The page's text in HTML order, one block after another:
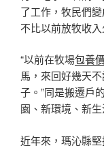
了工作，牧民們
不比以前放牧收入
“以前在牧場包養
馬，來回好幾天
子。”同是搬遷戶
園、新環境、新
近年來，瑪沁縣